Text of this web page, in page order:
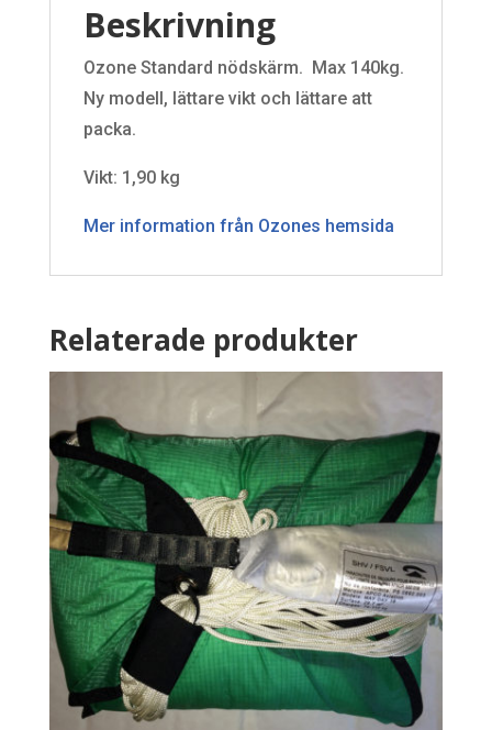
Beskrivning
Ozone Standard nödskärm. Max 140kg.
Ny modell, lättare vikt och lättare att
packa.
Vikt: 1,90 kg
Mer information från Ozones hemsida
Relaterade produkter